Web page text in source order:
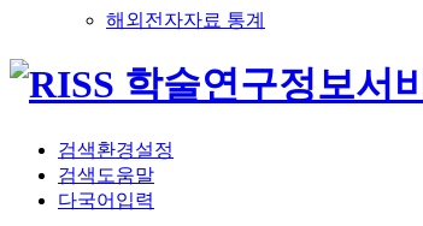
해외전자자료 통계
검색환경설정
검색도움말
다국어입력